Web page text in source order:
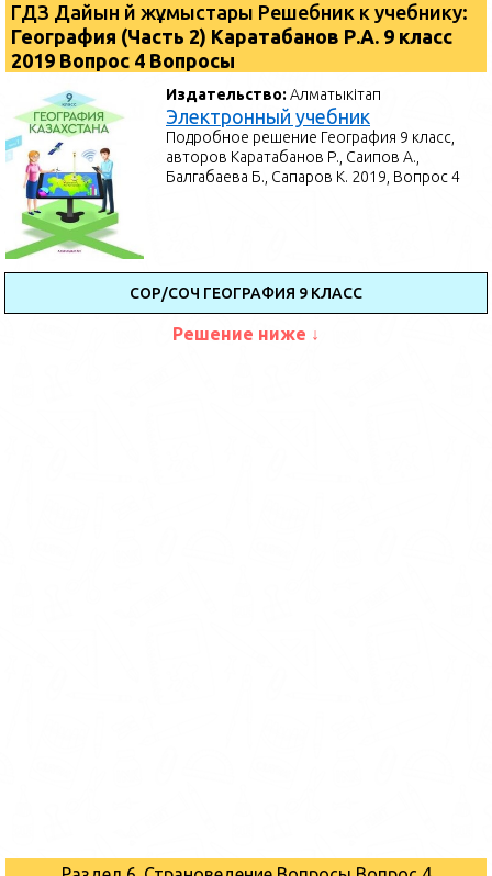
ГДЗ Дайын үй жұмыстары Решебник к учебнику:
География (Часть 2) Каратабанов Р.А. 9 класс
2019 Вопрос 4 Вопросы
Издательство:Алматыкітап
Электронный учебник
Подробное решение География 9 класс,
авторов Каратабанов Р., Саипов А.,
Балгабаева Б., Сапаров К. 2019, Вопрос 4
СОР/СОЧ ГЕОГРАФИЯ 9 КЛАСС
Решение ниже ↓